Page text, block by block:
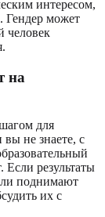
интересом,
Гендер может
человек
на
для
не знаете, с
Если результаты
поднимают
их с